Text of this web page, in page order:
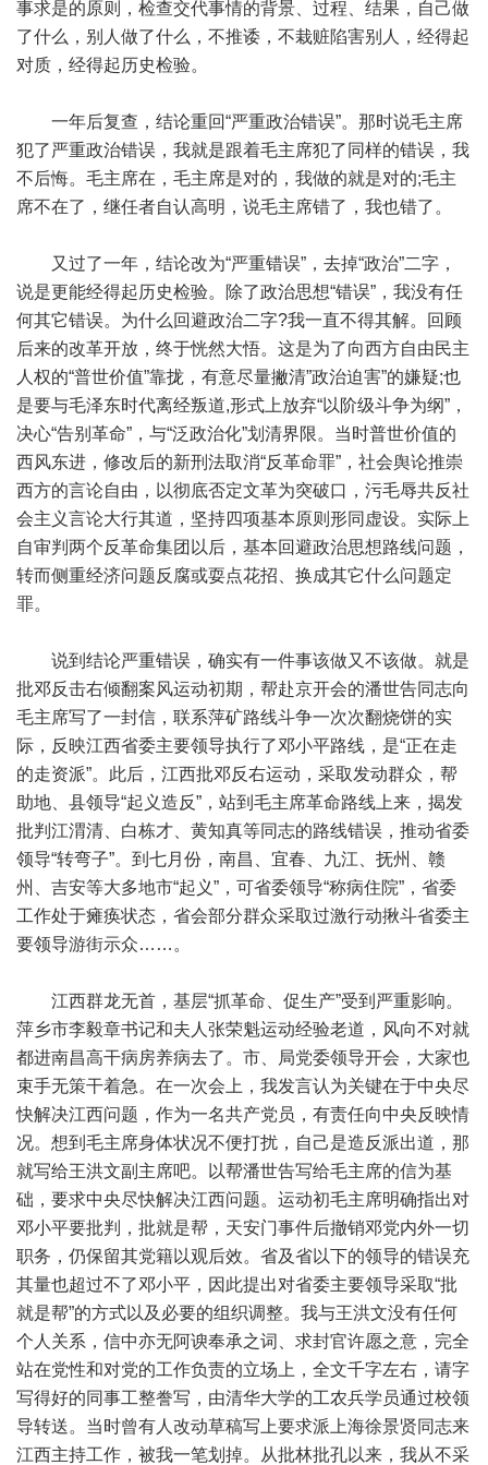
事求是的原则，检查交代事情的背景、过程、结果，自己做
了什么，别人做了什么，不推诿，不栽赃陷害别人，经得起
对质，经得起历史检验。
一年后复查，结论重回“严重政治错误”。那时说毛主席
犯了严重政治错误，我就是跟着毛主席犯了同样的错误，我
不后悔。毛主席在，毛主席是对的，我做的就是对的;毛主
席不在了，继任者自认高明，说毛主席错了，我也错了。
又过了一年，结论改为“严重错误”，去掉“政治”二字，
说是更能经得起历史检验。除了政治思想“错误”，我没有任
何其它错误。为什么回避政治二字?我一直不得其解。回顾
后来的改革开放，终于恍然大悟。这是为了向西方自由民主
人权的“普世价值”靠拢，有意尽量撇清”政治迫害”的嫌疑;也
是要与毛泽东时代离经叛道,形式上放弃“以阶级斗争为纲”，
决心“告别革命”，与“泛政治化”划清界限。当时普世价值的
西风东进，修改后的新刑法取消“反革命罪”，社会舆论推崇
西方的言论自由，以彻底否定文革为突破口，污毛辱共反社
会主义言论大行其道，坚持四项基本原则形同虚设。实际上
自审判两个反革命集团以后，基本回避政治思想路线问题，
转而侧重经济问题反腐或耍点花招、换成其它什么问题定
罪。
说到结论严重错误，确实有一件事该做又不该做。就是
批邓反击右倾翻案风运动初期，帮赴京开会的潘世告同志向
毛主席写了一封信，联系萍矿路线斗争一次次翻烧饼的实
际，反映江西省委主要领导执行了邓小平路线，是“正在走
的走资派”。此后，江西批邓反右运动，采取发动群众，帮
助地、县领导“起义造反”，站到毛主席革命路线上来，揭发
批判江渭清、白栋才、黄知真等同志的路线错误，推动省委
领导“转弯子”。到七月份，南昌、宜春、九江、抚州、赣
州、吉安等大多地市“起义”，可省委领导“称病住院”，省委
工作处于瘫痪状态，省会部分群众采取过激行动揪斗省委主
要领导游街示众……。
江西群龙无首，基层“抓革命、促生产”受到严重影响。
萍乡市李毅章书记和夫人张荣魁运动经验老道，风向不对就
都进南昌高干病房养病去了。市、局党委领导开会，大家也
束手无策干着急。在一次会上，我发言认为关键在于中央尽
快解决江西问题，作为一名共产党员，有责任向中央反映情
况。想到毛主席身体状况不便打扰，自己是造反派出道，那
就写给王洪文副主席吧。以帮潘世告写给毛主席的信为基
础，要求中央尽快解决江西问题。运动初毛主席明确指出对
邓小平要批判，批就是帮，天安门事件后撤销邓党内外一切
职务，仍保留其党籍以观后效。省及省以下的领导的错误充
其量也超过不了邓小平，因此提出对省委主要领导采取“批
就是帮”的方式以及必要的组织调整。我与王洪文没有任何
个人关系，信中亦无阿谀奉承之词、求封官许愿之意，完全
站在党性和对党的工作负责的立场上，全文千字左右，请字
写得好的同事工整誊写，由清华大学的工农兵学员通过校领
导转送。当时曾有人改动草稿写上要求派上海徐景贤同志来
江西主持工作，被我一笔划掉。从批林批孔以来，我从不采